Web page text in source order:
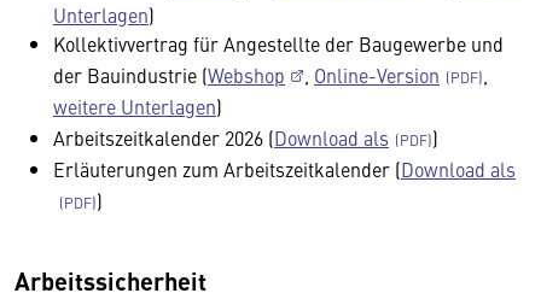
Unterlagen)
Kollektivvertrag für Angestellte der Baugewerbe und
der Bauindustrie (Webshop Online-Version
weitere Unterlagen)
Arbeitszeitkalender 2026 (Download als
)
Erläuterungen zum Arbeitszeitkalender (Download als
)
Arbeitssicherheit